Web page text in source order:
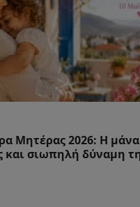
Μητέρας 2026: Η
και σιωπηλή δύναμη